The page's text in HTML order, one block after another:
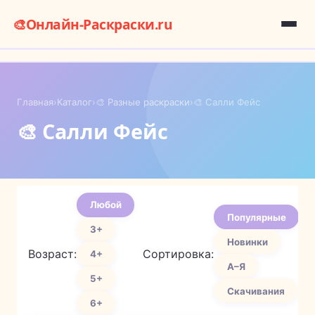
🎨Онлайн-Раскраски.ru
Главная›Каталог›🎨 Разные раскраски›🎨 Салли Фейс
🎨 Салли Фейс
Возраст:
Любой
3+
4+
5+
6+
Сортировка:
Популярные
Новинки
А–Я
Скачивания